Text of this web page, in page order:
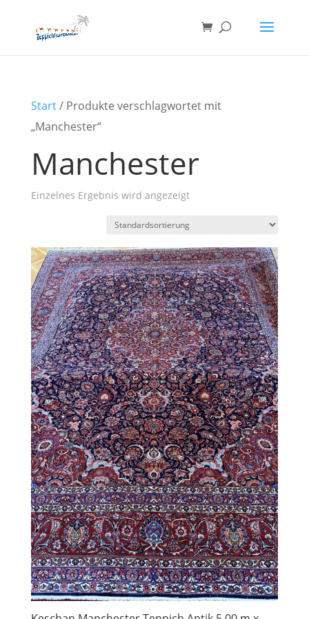
Start/ Produkte verschlagwortet mit
„Manchester“
Manchester
Einzelnes Ergebnis wird angezeigt